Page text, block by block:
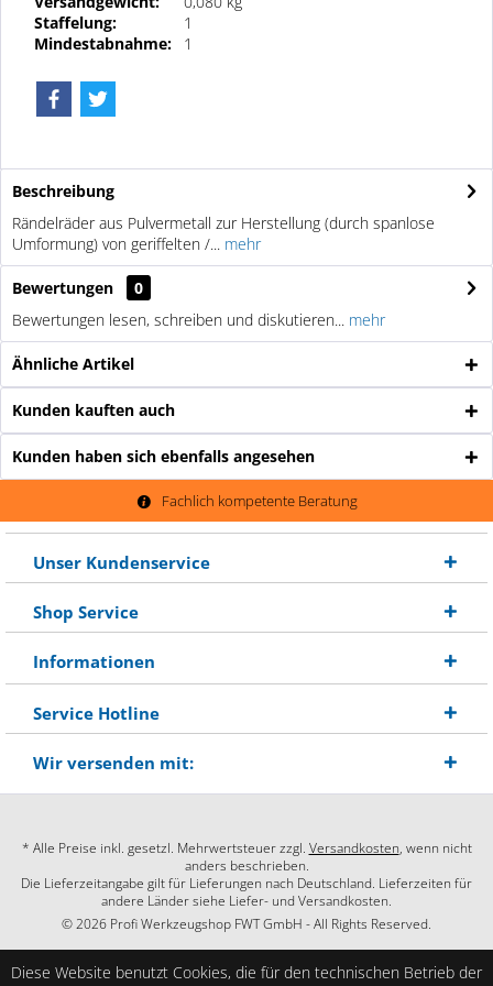
Staffelung:
1
Mindestabnahme:
1
Beschreibung
Rändelräder aus Pulvermetall zur Herstellung (durch spanlose
Umformung) von geriffelten /... mehr
Bewertungen
0
Bewertungen lesen, schreiben und diskutieren... mehr
Ähnliche Artikel
Kunden kauften auch
Kunden haben sich ebenfalls angesehen
Fachlich kompetente Beratung
Unser Kundenservice
Shop Service
Informationen
Service Hotline
Wir versenden mit:
* Alle Preise inkl. gesetzl. Mehrwertsteuer zzgl. Versandkosten, wenn nicht
anders beschrieben.
Die Lieferzeitangabe gilt für Lieferungen nach Deutschland. Lieferzeiten für
andere Länder siehe Liefer- und Versandkosten.
© 2026 Profi Werkzeugshop FWT GmbH - All Rights Reserved.
Diese Website benutzt Cookies, die für den technischen Betrieb der